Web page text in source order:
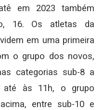
em 2023 também
16. Os atletas da
em uma primeira
o grupo dos novos,
categorias sub-8 a
até às 11h, o grupo
entre sub-10 e